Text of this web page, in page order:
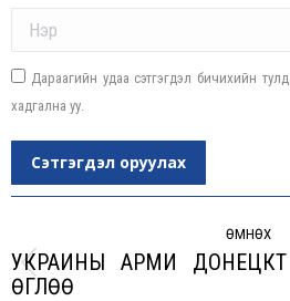
Дараагийн удаа сэтгэгдэл бичихийн
хадгална уу.
Сэтгэгдэл оруулах
ӨМНӨХ
УКРАИНЫ АРМИ
ӨГЛӨӨ